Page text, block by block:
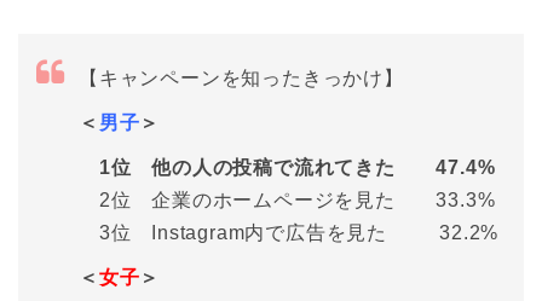
【キャンペーンを知ったきっかけ】
＜ 男子 ＞
1位 他の人の投稿で流れてきた 47.4%
2位 企業のホームページを見た 33.3%
3位 Instagram内で広告を見た 32.2%
＜ 女子 ＞